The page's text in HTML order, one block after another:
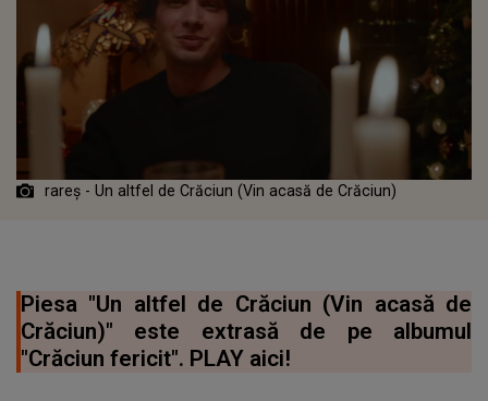
rareș - Un altfel de Crăciun (Vin acasă de Crăciun)
Piesa "Un altfel de Crăciun (Vin acasă de
Crăciun)" este extrasă de pe albumul
"Crăciun fericit". PLAY aici!